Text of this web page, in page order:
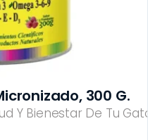
Y Bienestar De Tu
300 G.